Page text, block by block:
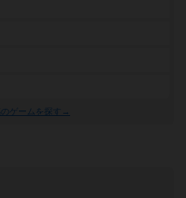
ゲームを探す→